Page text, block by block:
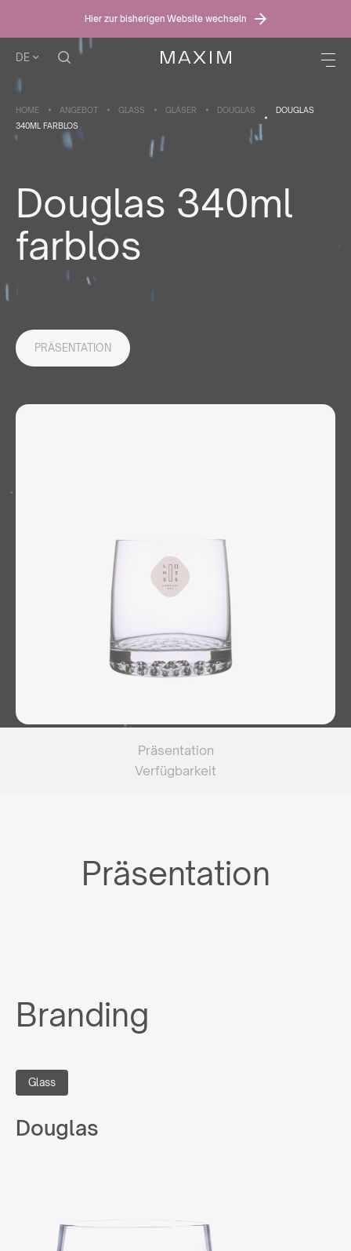
Hier zur bisherigen Website wechseln
DE
HOME ANGEBOT GLASS GLÄSER DOUGLAS
DOUGLAS
340ML FARBLOS
Douglas 340ml
farblos
PRÄSENTATION
Präsentation
Verfügbarkeit
Präsentation
Branding
Glass
Douglas